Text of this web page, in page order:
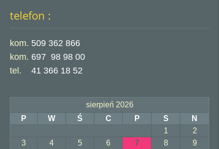
telefon :
kom. 509 362 866
kom. 697 98 98 00
tel.
41 366 18 52
sierpień 2026
P
W Ś C P S
N
1
2
3
4 5 6 7 8 9